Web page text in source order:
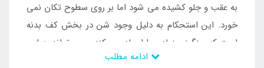
به عقب و جلو کشیده می شود اما بر روی سطوح تکان نمی
خورد. این استحکام به دلیل وجود شن در بخش کف بدنه
است که سنگینی زیادی را ایجاد می کند و می تواند به این
صورت کاربرد کیسه بوکس را ایجاد نماید. از سری وسایلی